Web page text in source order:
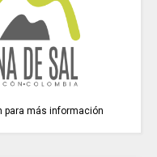
para más información